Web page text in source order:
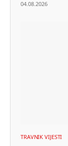
04.08.2026
TRAVNIK VIJESTI